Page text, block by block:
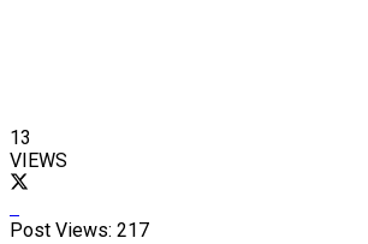
13
VIEWS
Post Views: 217